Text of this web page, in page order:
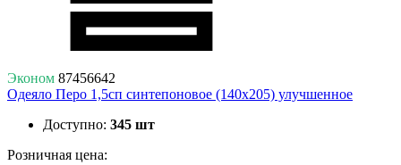
Эконом 87456642
Одеяло Перо 1,5сп синтепоновое (140х205) улучшенное
Доступно: 345 шт
Розничная цена: